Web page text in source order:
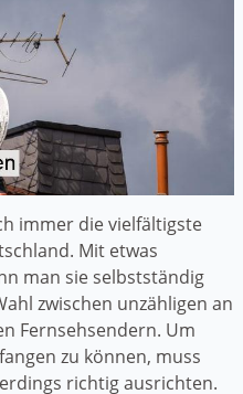
immer die vielfältigste
Mit etwas
man sie selbstständig
zwischen unzähligen an
Fernsehsendern. Um
zu können, muss
richtig ausrichten.